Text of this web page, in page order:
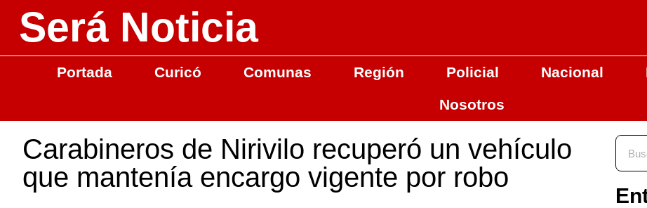
Será Noticia
Portada Curicó Comunas Región Policial Nacional
Nosotros
Carabineros de Nirivilo recuperó un vehículo
que mantenía encargo vigente por robo